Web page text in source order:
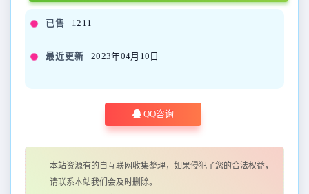
已售 1211
最近更新 2023年04月10日
QQ咨询
本站资源有的自互联网收集整理，如果侵犯了您的合法权益，
请联系本站我们会及时删除。